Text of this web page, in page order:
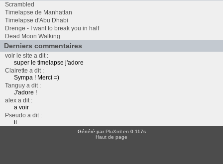
Scrambled
Timelapse de Manhattan
Timelapse d'Abu Dhabi
Drenge - I want to break you in half
Dead Moon Walking
Derniers commentaires
voir le site a dit :
super le timelapse j'adore
Clairette a dit :
Sympa ! Merci =)
Tanguy a dit :
J'adore !
alex a dit :
a voir
Pseudo a dit :
tt
Généré parPluXmlen 0.117s
Haut de page